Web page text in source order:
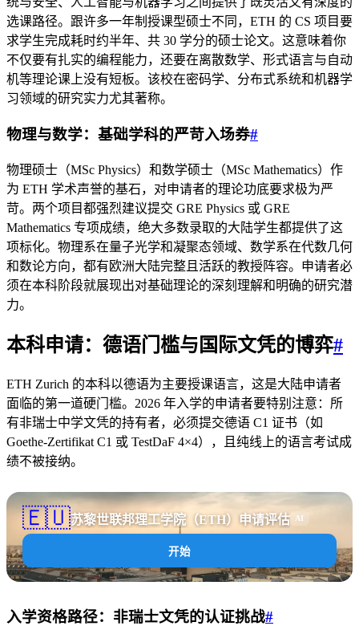
选课路径。跟许多一年制授课型硕士不同，ETH 的 CS 项目要
求学生完成耗时约半年、共 30 学分的硕士论文。这意味着你
不仅要有扎实的编程能力，还要在离散数学、形式语言与自动
机等理论课上没有短板。该校在密码学、分布式系统和机器学
习领域的研究实力尤其著称。
物理与数学：基础学科的严苛入场券#
物理硕士（MSc Physics）和数学硕士（MSc Mathematics）作
为 ETH 学术声誉的基石，对申请者的理论功底要求极为严
苛。两个项目都强烈建议提交 GRE Physics 或 GRE
Mathematics 专项成绩，绝大多数录取的大陆学生都提供了这
项标化。物理系在量子光学和凝聚态领域、数学系在代数几何
和数论方向，都有欧洲大陆完整且活跃的教授阵容。申请者必
须在本科阶段就展现出对基础理论的深刻理解和明确的研究潜
力。
本科申请：德语门槛与国际文凭的博弈#
ETH Zurich 的本科以德语为主要授课语言，这是大陆申请者
面临的第一道硬门槛。2026 年入学的申请者要特别注意：所
有非瑞士中学文凭的持有者，必须提交德语 C1 证书（如
Goethe-Zertifikat C1 或 TestDaF 4×4），且纯线上的语言考试成
绩不被接纳。
🇪🇺苏黎世联邦理工学院（ETH）申请评估 AI
开始
入学资格路径：非瑞士文凭的认证挑战#